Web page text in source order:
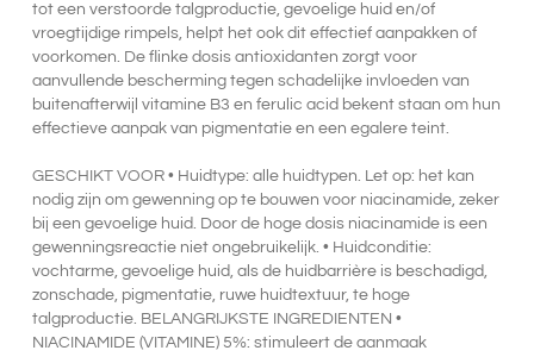
tot een verstoorde talgproductie, gevoelige huid en/of
vroegtijdige rimpels, helpt het ook dit effectief aanpakken of
voorkomen. De flinke dosis antioxidanten zorgt voor
aanvullende bescherming tegen schadelijke invloeden van
buitenafterwijl vitamine B3 en ferulic acid bekent staan om hun
effectieve aanpak van pigmentatie en een egalere teint.
GESCHIKT VOOR • Huidtype: alle huidtypen. Let op: het kan
nodig zijn om gewenning op te bouwen voor niacinamide, zeker
bij een gevoelige huid. Door de hoge dosis niacinamide is een
gewenningsreactie niet ongebruikelijk. • Huidconditie:
vochtarme, gevoelige huid, als de huidbarrière is beschadigd,
zonschade, pigmentatie, ruwe huidtextuur, te hoge
talgproductie. BELANGRIJKSTE INGREDIENTEN •
NIACINAMIDE (VITAMINE) 5%: stimuleert de aanmaak